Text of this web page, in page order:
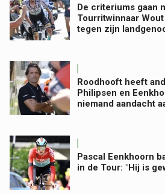
De criteriums gaan
Tourritwinnaar
tegen zijn
Roodhooft heeft
Philipsen en
niemand aandacht
Pascal Eenkhoorn
in de Tour: "Hij is